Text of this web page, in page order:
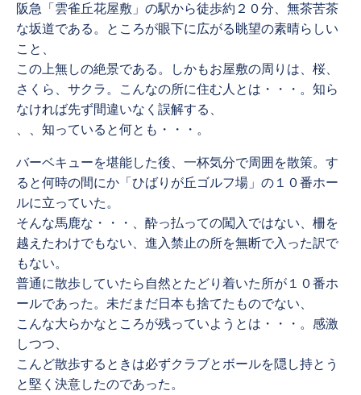
阪急「雲雀丘花屋敷」の駅から徒歩約２０分、無茶苦茶
な坂道である。ところが眼下に広がる眺望の素晴らしい
こと、
この上無しの絶景である。しかもお屋敷の周りは、桜、
さくら、サクラ。こんなの所に住む人とは・・・。知ら
なければ先ず間違いなく誤解する、
、、知っていると何とも・・・。
バーベキューを堪能した後、一杯気分で周囲を散策。す
ると何時の間にか「ひばりが丘ゴルフ場」の１０番ホー
ルに立っていた。
そんな馬鹿な・・・、酔っ払っての闖入ではない、柵を
越えたわけでもない、進入禁止の所を無断で入った訳で
もない。
普通に散歩していたら自然とたどり着いた所が１０番ホ
ールであった。未だまだ日本も捨てたものでない、
こんな大らかなところが残っていようとは・・・。感激
しつつ、
こんど散歩するときは必ずクラブとボールを隠し持とう
と堅く決意したのであった。